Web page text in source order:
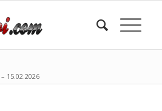
15.02.2026